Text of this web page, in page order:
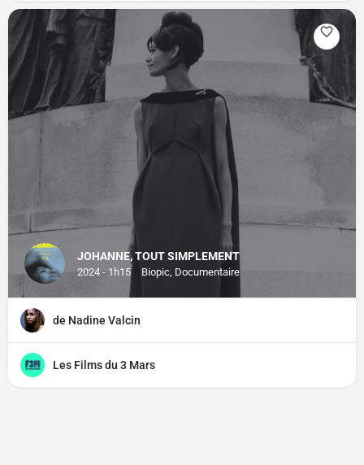
JOHANNE, TOUT SIMPLEMENT
2024 - 1h15 Biopic, Documentaire
de Nadine Valcin
Les Films du 3 Mars